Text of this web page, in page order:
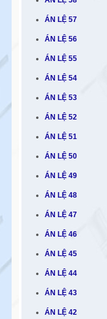
ÁN LỆ 57
ÁN LỆ 56
ÁN LỆ 55
ÁN LỆ 54
ÁN LỆ 53
ÁN LỆ 52
ÁN LỆ 51
ÁN LỆ 50
ÁN LỆ 49
ÁN LỆ 48
ÁN LỆ 47
ÁN LỆ 46
ÁN LỆ 45
ÁN LỆ 44
ÁN LỆ 43
ÁN LỆ 42